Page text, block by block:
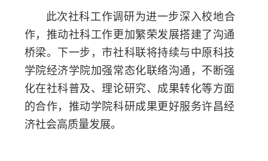
此次社科工作调研为进一步深入校地合
作，推动社科工作更加繁荣发展搭建了沟通
桥梁。下一步，市社科联将持续与中原科技
学院经济学院加强常态化联络沟通，不断强
化在社科普及、理论研究、成果转化等方面
的合作，推动学院科研成果更好服务许昌经
济社会高质量发展。